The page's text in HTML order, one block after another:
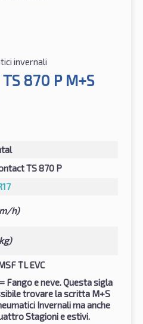
invernali
870 P M+S
TS 870 P
h)
TL EVC
= Fango e neve. Questa sigla
trovare la scritta M+S
Invernali ma anche
Stagioni e estivi.